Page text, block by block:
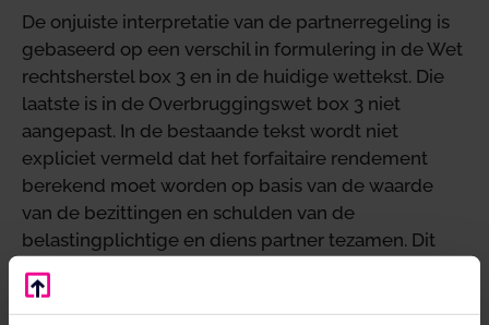
De onjuiste interpretatie van de partnerregeling is
gebaseerd op een verschil in formulering in de Wet
rechtsherstel box 3 en in de huidige wettekst. Die
laatste is in de Overbruggingswet box 3 niet
aangepast. In de bestaande tekst wordt niet
expliciet vermeld dat het forfaitaire rendement
berekend moet worden op basis van de waarde
van de bezittingen en schulden van de
belastingplichtige en diens partner tezamen. Dit
volgt uit de huidige systematiek van box 3. In de
Wet rechtsherstel box 3 is dit wel expliciet